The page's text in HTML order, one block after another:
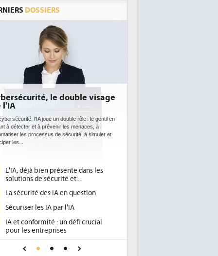
DOSSIERS
l'efficacité énergétique
une obligation pour les
datacenters plus durables et plus efficaces, c'est
recherchent les pouvoirs publics européens
la mise en oeuvre de la nouvelle Directive sur
Qu'est-ce que la DEE (directive
d'efficacité énergétique) ?
DEE, une pression administrative
place pour répondre à...
Phocea DC dans les cordes pour la